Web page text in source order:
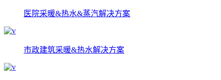
医院采暖&热水&蒸汽解决方案
市政建筑采暖&热水解决方案